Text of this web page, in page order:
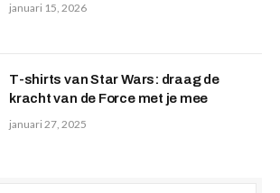
januari 15, 2026
T-shirts van Star Wars: draag de
kracht van de Force met je mee
januari 27, 2025